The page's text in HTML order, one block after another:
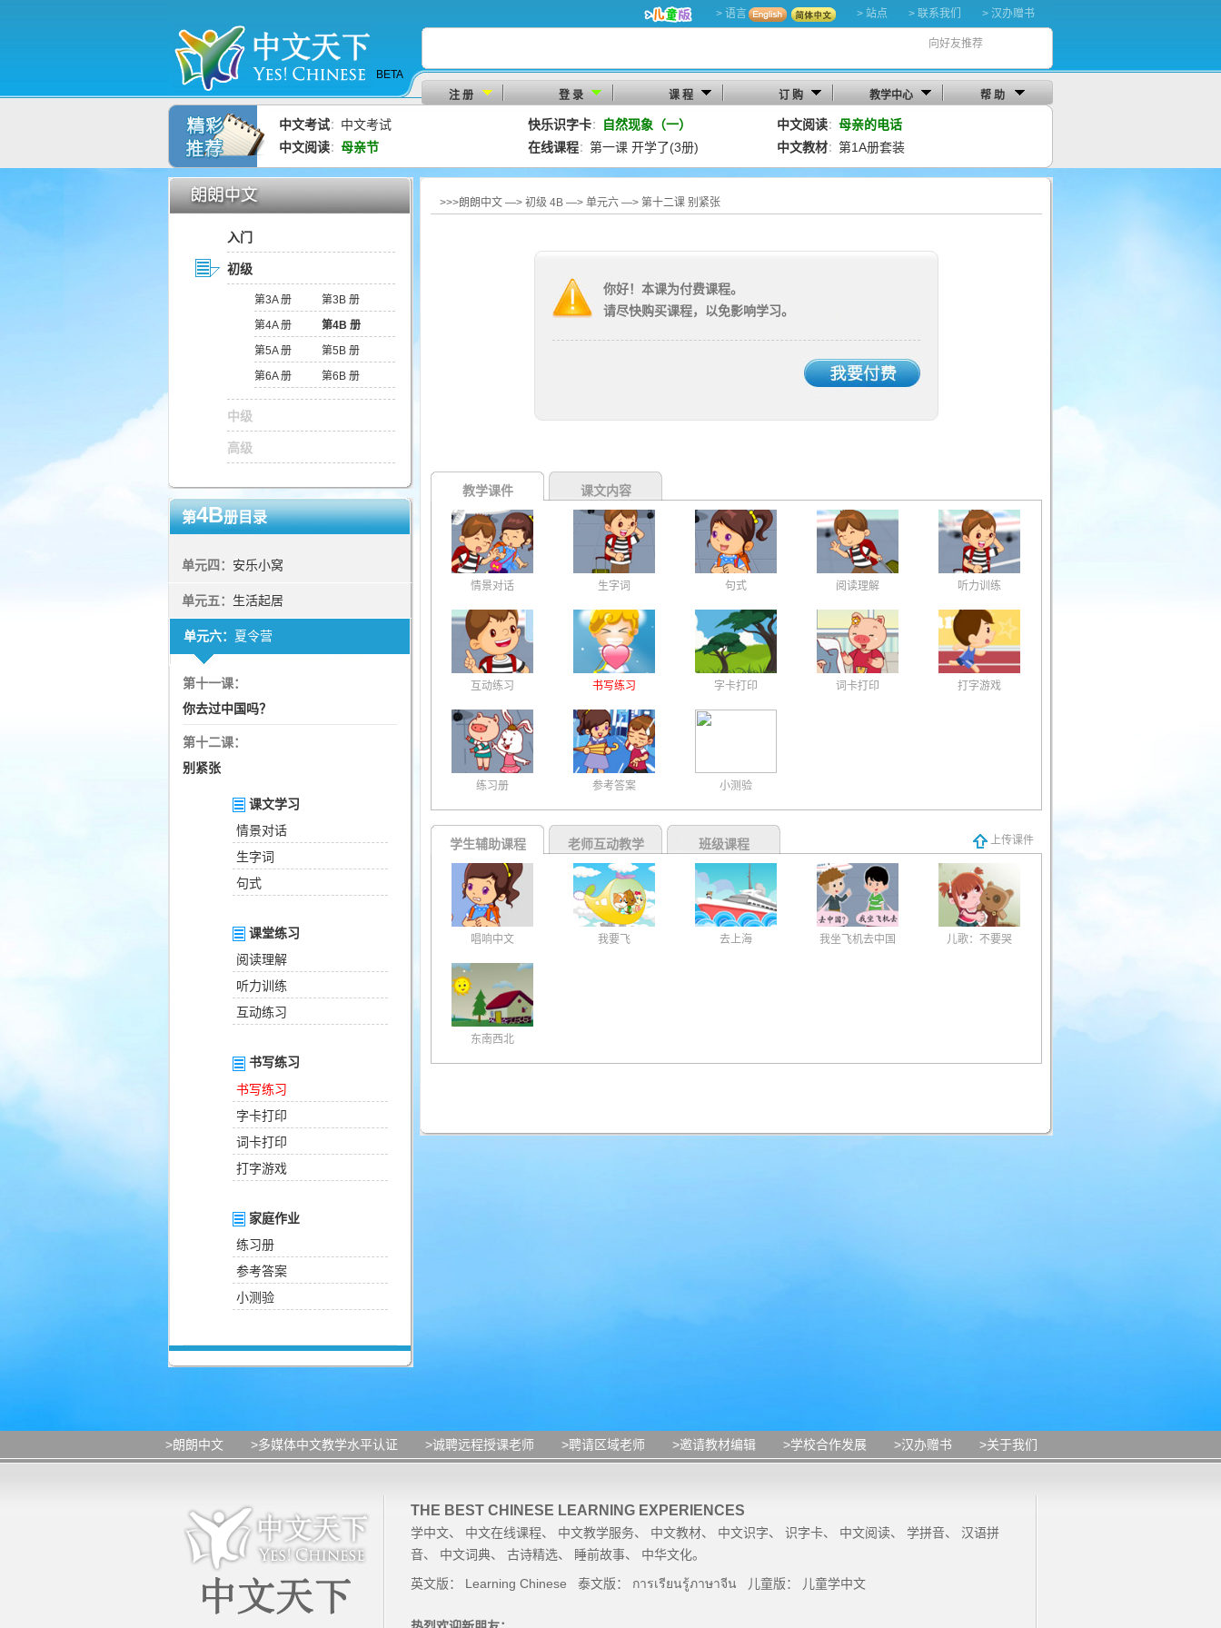
BETA
> 语言 > 站点 > 联系我们 > 汉办赠书
向好友推荐
注 册 登 录 课 程 订 购 教学中心 帮 助
中文考试： 中文考试 快乐识字卡： 自然现象（一） 中文阅读： 母亲的电话
中文阅读： 母亲节 在线课程： 第一课 开学了(3册) 中文教材： 第1A册套装
入门
初级
第3A 册
第3B 册
第4A 册
第4B 册
第5A 册
第5B 册
第6A 册
第6B 册
中级
高级
第4B册目录
单元四： 安乐小窝
单元五： 生活起居
单元六： 夏令营
第十一课：
你去过中国吗？
第十二课：
别紧张
课文学习
情景对话
生字词
句式
课堂练习
阅读理解
听力训练
互动练习
书写练习
书写练习
字卡打印
词卡打印
打字游戏
家庭作业
练习册
参考答案
小测验
>>>朗朗中文 —> 初级 4B —> 单元六 —> 第十二课 别紧张
你好！本课为付费课程。
请尽快购买课程，以免影响学习。
教学课件 课文内容
情景对话 生字词 句式 阅读理解 听力训练
互动练习 书写练习 字卡打印 词卡打印 打字游戏
练习册 参考答案 小测验
学生辅助课程 老师互动教学 班级课程 上传课件
唱响中文 我要飞 去上海 我坐飞机去中国 儿歌：不要哭
东南西北
>朗朗中文 >多媒体中文教学水平认证 >诚聘远程授课老师 >聘请区域老师 >邀请教材编辑 >学校合作发展 >汉办赠书 >关于我们
THE BEST CHINESE LEARNING EXPERIENCES
学中文、 中文在线课程、 中文教学服务、 中文教材、 中文识字、 识字卡、 中文阅读、 学拼音、 汉语拼
音、 中文词典、 古诗精选、 睡前故事、 中华文化。
英文版： Learning Chinese 泰文版： การเรียนรู้ภาษาจีน 儿童版： 儿童学中文